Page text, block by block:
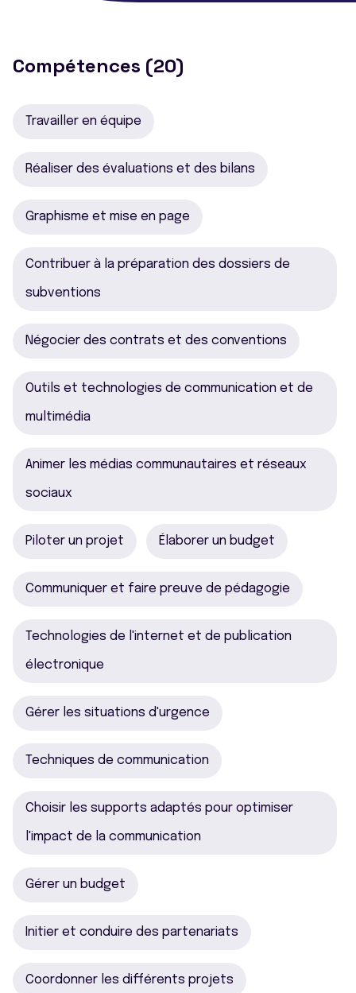
Compétences (20)
Travailler en équipe
Réaliser des évaluations et des bilans
Graphisme et mise en page
Contribuer à la préparation des dossiers de
subventions
Négocier des contrats et des conventions
Outils et technologies de communication et de
multimédia
Animer les médias communautaires et réseaux
sociaux
Piloter un projet Élaborer un budget
Communiquer et faire preuve de pédagogie
Technologies de l'internet et de publication
électronique
Gérer les situations d'urgence
Techniques de communication
Choisir les supports adaptés pour optimiser
l'impact de la communication
Gérer un budget
Initier et conduire des partenariats
Coordonner les différents projets